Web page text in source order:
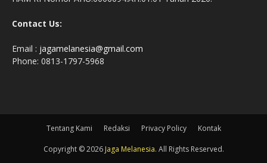
Contact Us:
Email : jagamelanesia@gmail.com
Phone: 0813-1797-5968
Tentang Kami Redaksi Privacy Policy Kontak
Copyright © 2026 Jaga Melanesia. All Rights Reserved.